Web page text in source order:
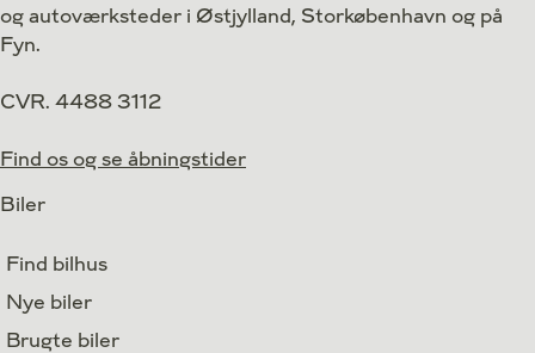
og autoværksteder i Østjylland, Storkøbenhavn og på
Fyn.
CVR. 4488 3112
Find os og se åbningstider
Biler
Find bilhus
Nye biler
Brugte biler